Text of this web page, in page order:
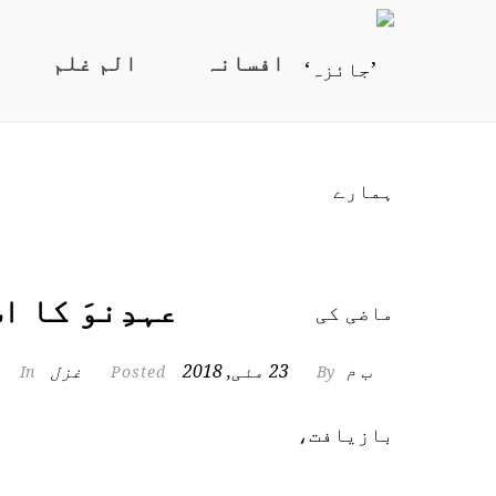
الم غلم افسانہ
عہدِنوَ کا
By ب م 23 مئی, 2018 غزل